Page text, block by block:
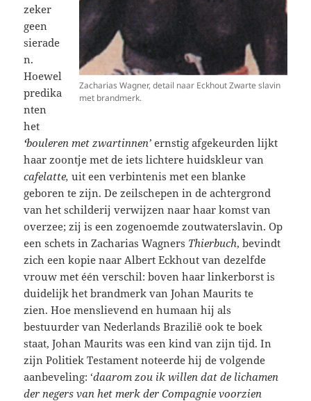
Zacharias Wagner, detail naar Eckhout Zwarte slavin
met brandmerk.
zeker
geen
sierade
n.
Hoewel
predika
nten
het
‘bouleren met zwartinnen’ ernstig afgekeurden lijkt
haar zoontje met de iets lichtere huidskleur van
cafelatte,uit een verbintenis met een blanke
geboren te zijn. De zeilschepen in de achtergrond
van het schilderij verwijzen naar haar komst van
overzee; zij is een zogenoemde zoutwaterslavin. Op
een schets in Zacharias Wagners Thierbuch, bevindt
zich een kopie naar Albert Eckhout van dezelfde
vrouw met één verschil: boven haar linkerborst is
duidelijk het brandmerk van Johan Maurits te
zien. Hoe menslievend en humaan hij als
bestuurder van Nederlands Brazilië ook te boek
staat, Johan Maurits was een kind van zijn tijd. In
zijn Politiek Testament noteerde hij de volgende
aanbeveling: ‘daarom zou ik willen dat de lichamen
der negers van het merk der Compagnie voorzien